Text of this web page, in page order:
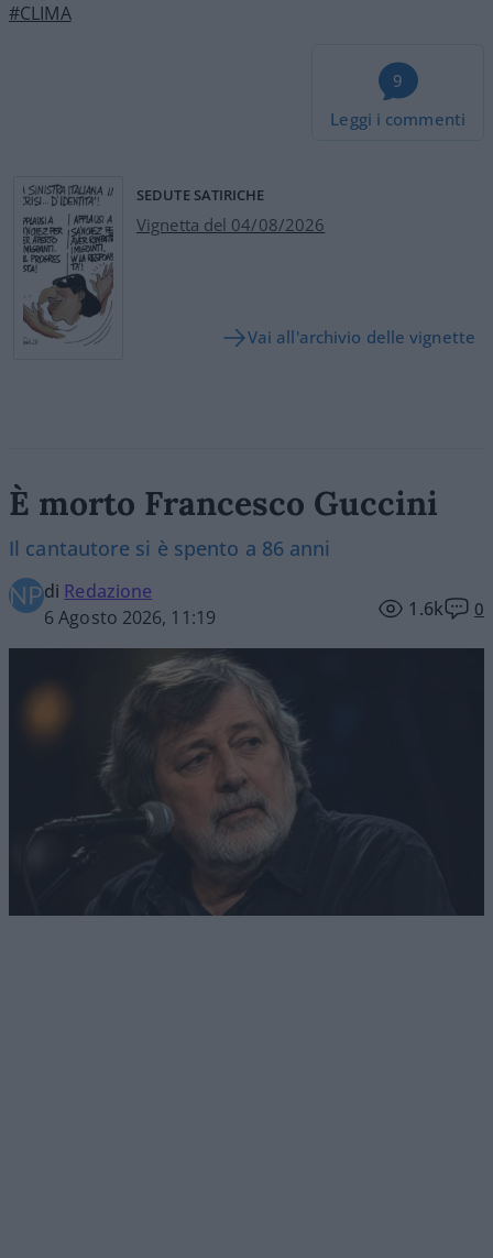
#CLIMA
9
Leggi i commenti
SEDUTE SATIRICHE
Vignetta del 04/08/2026
Vai all'archivio delle vignette
È morto Francesco Guccini
Il cantautore si è spento a 86 anni
di Redazione
6 Agosto 2026, 11:19
1.6k 0